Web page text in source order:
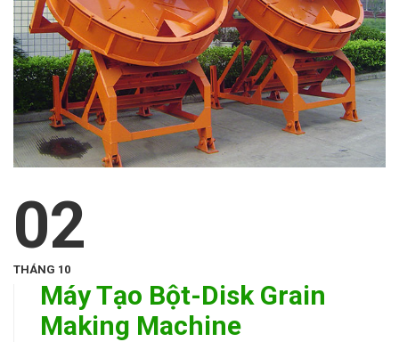
02
THÁNG 10
Máy Tạo Bột-Disk Grain
Making Machine